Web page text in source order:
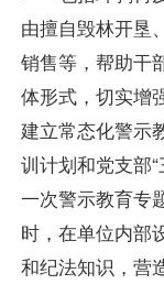
由擅自毁林开垦
销售等，帮助干
体形式，切实增
建立常态化警示
训计划和党支部
一次警示教育专
时，在单位内部
和纪法知识，营